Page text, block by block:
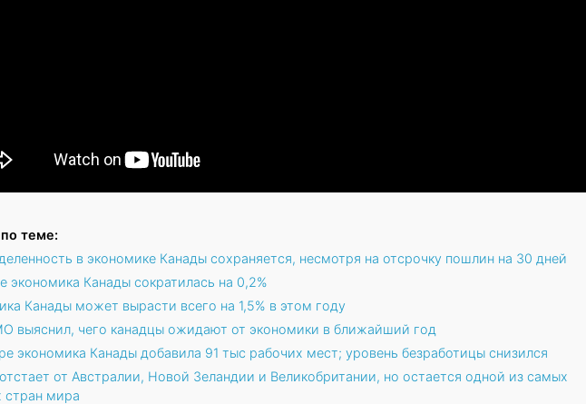
теме:
в экономике Канады сохраняется, несмотря на отсрочку пошлин на 30 дней
экономика Канады сократилась на 0,2%
Канады может вырасти всего на 1,5% в этом году
выяснил, чего канадцы ожидают от экономики в ближайший год
экономика Канады добавила 91 тыс рабочих мест; уровень безработицы снизился
от Австралии, Новой Зеландии и Великобритании, но остается одной из самых
стран мира